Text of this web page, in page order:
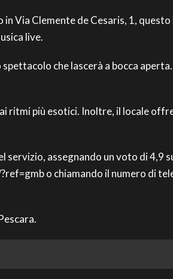
Via Clemente de Cesaris, 1, questo
live.
che lascerà a bocca
ritmi più esotici. Inoltre, il locale
assegnando un voto di 4,9
o chiamando il numero di